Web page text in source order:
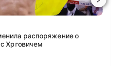
распоряжение о
Хрговичем